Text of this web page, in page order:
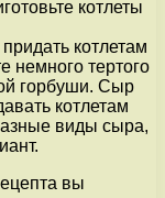
котлеты
котлетам
немного тертого
горбуши. Сыр
котлетам
виды сыра,
вы